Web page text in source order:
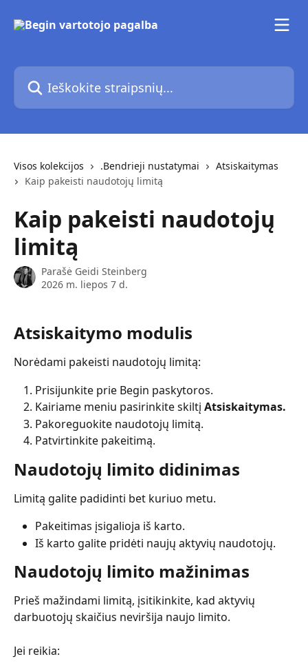
Ieškokite straipsnių...
Visos kolekcijos .Bendrieji nustatymai
Atsiskaitymas
Kaip pakeisti naudotojų limitą
Kaip pakeisti naudotojų
limitą
Parašė Geidi Steinberg
2026 m. liepos 7 d.
Atsiskaitymo modulis
Norėdami pakeisti naudotojų limitą:
Prisijunkite prie Begin paskytoros.
Kairiame meniu pasirinkite skiltį Atsiskaitymas.
Pakoreguokite naudotojų limitą.
Patvirtinkite pakeitimą.
Naudotojų limito didinimas
Limitą galite padidinti bet kuriuo metu.
Pakeitimas įsigalioja iš karto.
Iš karto galite pridėti naujų aktyvių naudotojų.
Naudotojų limito mažinimas
Prieš mažindami limitą, įsitikinkite, kad aktyvių
darbuotojų skaičius neviršija naujo limito.
Jei reikia: